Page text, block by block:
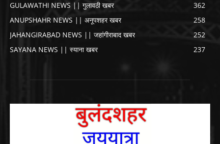
GULAWATHI NEWS || गुलावठी खबर
362
ANUPSHAHR NEWS || अनूपशहर खबर
258
JAHANGIRABAD NEWS || जहांगीराबाद खबर
252
SAYANA NEWS || स्याना खबर
237